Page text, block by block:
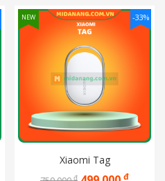
Xiaomi Tag
đ đ
-33%
NEW